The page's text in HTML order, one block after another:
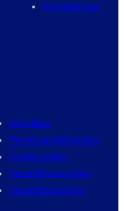
Kontakta oss
Köpvillkor
Personuppgiftspolicy
Cookie policy
Visselblåsarsystem
Visselblåsarpolicy